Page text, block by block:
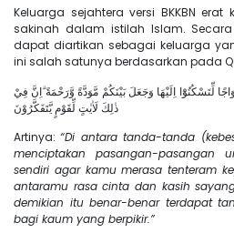
Keluarga sejahtera versi BKKBN
sakinah dalam istilah Islam.
dapat diartikan sebagai keluarga
ini salah satunya berdasarkan pada
لِّتَسْكُنُوْٓا اِلَيْهَا وَجَعَلَ بَيْنَكُمْ مَّوَدَّةً وَّرَحْمَةً ۗاِنَّ فِيْ
ذٰلِكَ لَاٰيٰتٍ لِّقَوْمٍ يَّتَفَكَّرُوْنَ
Artinya:“Di antara tanda-tanda
menciptakan pasangan-pasangan
sendiri agar kamu merasa tenteram
antaramu rasa cinta dan kasih
demikian itu benar-benar terdapat
bagi kaum yang berpikir.”